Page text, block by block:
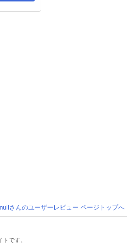
さんのユーザーレビュー ページトップへ
です。